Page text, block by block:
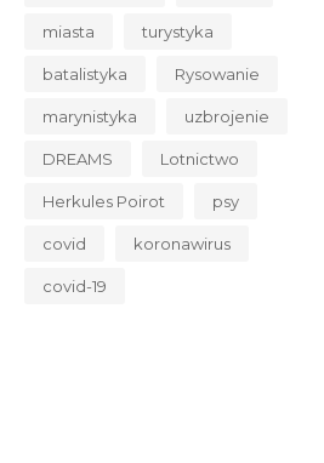
miasta turystyka
batalistyka Rysowanie
marynistyka uzbrojenie
DREAMS Lotnictwo
Herkules Poirot psy
covid koronawirus
covid-19